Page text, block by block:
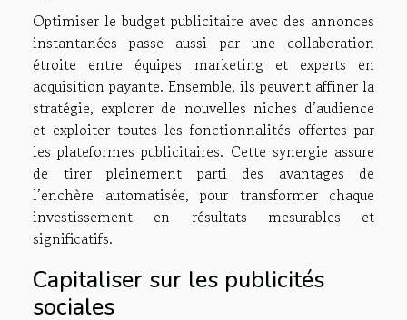
Optimiser le budget publicitaire avec des annonces
instantanées passe aussi par une collaboration
étroite entre équipes marketing et experts en
acquisition payante. Ensemble, ils peuvent affiner la
stratégie, explorer de nouvelles niches d’audience
et exploiter toutes les fonctionnalités offertes par
les plateformes publicitaires. Cette synergie assure
de tirer pleinement parti des avantages de
l’enchère automatisée, pour transformer chaque
investissement en résultats mesurables et
significatifs.
Capitaliser sur les publicités
sociales